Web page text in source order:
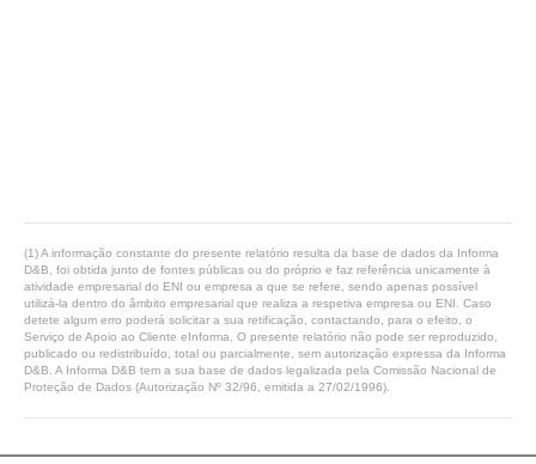
(1) A informação constante do presente relatório resulta da base de dados da Informa
D&B, foi obtida junto de fontes públicas ou do próprio e faz referência unicamente à
atividade empresarial do ENI ou empresa a que se refere, sendo apenas possível
utilizá-la dentro do âmbito empresarial que realiza a respetiva empresa ou ENI. Caso
detete algum erro poderá solicitar a sua retificação, contactando, para o efeito, o
Serviço de Apoio ao Cliente eInforma. O presente relatório não pode ser reproduzido,
publicado ou redistribuído, total ou parcialmente, sem autorização expressa da Informa
D&B. A Informa D&B tem a sua base de dados legalizada pela Comissão Nacional de
Proteção de Dados (Autorização Nº 32/96, emitida a 27/02/1996).